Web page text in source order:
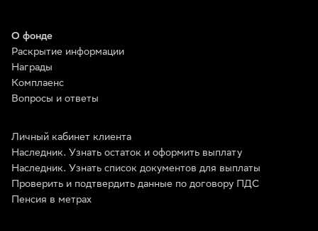
О фонде
Раскрытие информации
Награды
Комплаенс
Вопросы и ответы
Личный кабинет клиента
Наследник. Узнать остаток и оформить выплату
Наследник. Узнать список документов для выплаты
Проверить и подтвердить данные по договору ПДС
Пенсия в метрах